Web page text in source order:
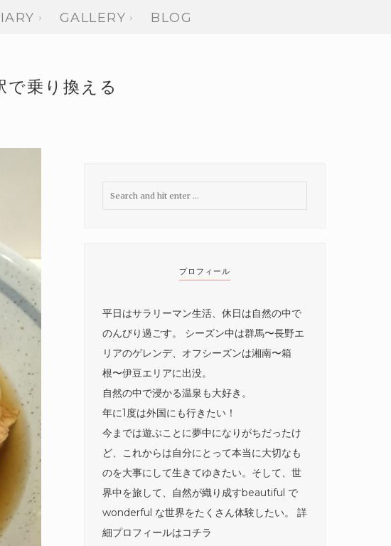
GALLERY BLOG
で乗り換える
プロフィール
平日はサラリーマン生活、休日は自然の中で
のんびり過ごす。 シーズン中は群馬〜長野エ
リアのゲレンデ、オフシーズンは湘南〜箱
根〜伊豆エリアに出没。
自然の中で浸かる温泉も大好き。
年に1度は外国にも行きたい！
今までは遊ぶことに夢中になりがちだったけ
ど、これからは自分にとって本当に大切なも
のを大事にして生きてゆきたい。そして、世
界中を旅して、自然が織り成すbeautiful で
wonderful な世界をたくさん体験したい。 詳
細プロフィールはコチラ